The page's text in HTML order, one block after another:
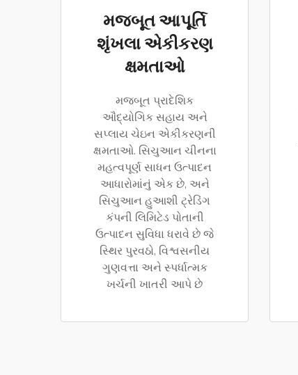
મજબૂત આપૂર્તિ
શૃંખલા એકીકરણ
ક્ષમતાઓ
મજબૂત પ્રાદેશિક
ઔદ્યોગિક સહાય અને
સપ્લાય ચેઇન એકીકરણની
ક્ષમતાઓ. સિચુઆન ચીનના
મહત્વપૂર્ણ સાધન ઉત્પાદન
આધારોમાંનું એક છે, અને
સિચુઆન હુઆશી ટ્રેડિંગ
કંપની લિમિટેડ પોતાની
ઉત્પાદન સુવિધા ધરાવે છે જે
સ્થિર પુરવઠો, વિશ્વસનીય
ગુણવત્તા અને સ્પર્ધાત્મક
ખર્ચની ખાતરી આપે છે